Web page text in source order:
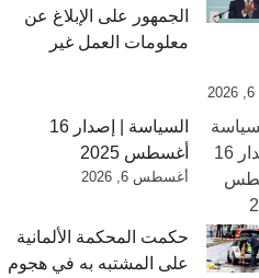
الجمهور على الإبلاغ عن
معلومات العمل غير
السياسة | إصدار 16
أغسطس 2025
أغسطس 6, 2026
حكمت المحكمة الألمانية
على المشتبه به في هجوم